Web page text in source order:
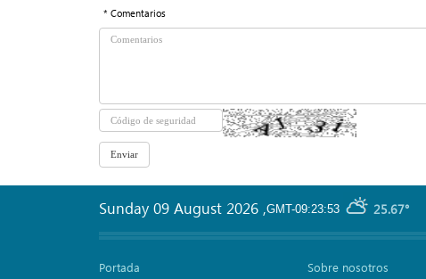
* Comentarios
GMT-09:23:53 25.67°
Sunday 09 August 2026 ,
Portada
Sobre nosotros